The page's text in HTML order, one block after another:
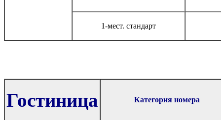
1-мест. стандарт
Гостиница Категория номера